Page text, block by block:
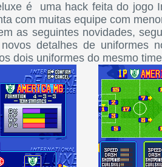
é uma hack feita do jogo
com muitas equipe com
as seguintes novidades,
novos detalhes de uniformes
dois uniformes do mesmo